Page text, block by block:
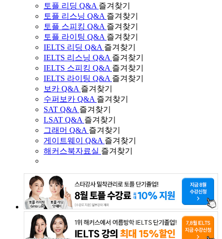
토플 리딩 Q&A 즐겨찾기
토플 리스닝 Q&A 즐겨찾기
토플 스피킹 Q&A 즐겨찾기
토플 라이팅 Q&A 즐겨찾기
IELTS 리딩 Q&A 즐겨찾기
IELTS 리스닝 Q&A 즐겨찾기
IELTS 스피킹 Q&A 즐겨찾기
IELTS 라이팅 Q&A 즐겨찾기
보카 Q&A 즐겨찾기
수퍼보카 Q&A 즐겨찾기
SAT Q&A 즐겨찾기
LSAT Q&A 즐겨찾기
그래머 Q&A 즐겨찾기
게이트웨이 Q&A 즐겨찾기
해커스북자료실 즐겨찾기